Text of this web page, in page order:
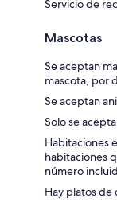
Servicio de
Mascotas
Se aceptan
mascota, por
Se aceptan
Solo se
Habitaciones
habitaciones
número
Hay platos de